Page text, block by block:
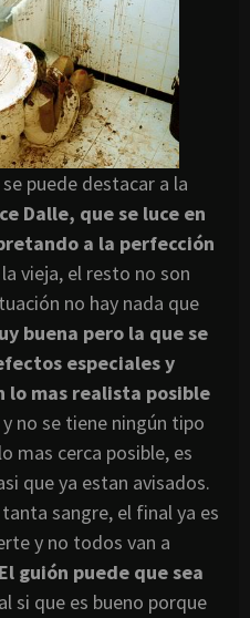
puede destacar a la
Dalle, que se luce en
a la perfección
vieja, el resto no son
no hay nada que
buena pero la que se
especiales y
lo mas realista posible
no se tiene ningún tipo
mas cerca posible, es
que ya estan avisados.
sangre, el final ya es
y no todos van a
El guión puede que sea
si que es bueno porque